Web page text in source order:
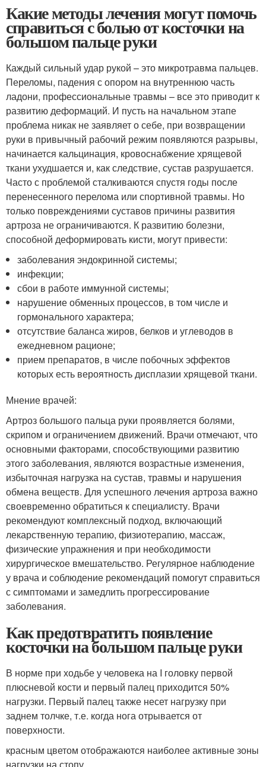
Какие методы лечения могут помочь
справиться с болью от косточки на
большом пальце руки
Каждый сильный удар рукой – это микротравма пальцев.
Переломы, падения с опором на внутреннюю часть
ладони, профессиональные травмы – все это приводит к
развитию деформаций. И пусть на начальном этапе
проблема никак не заявляет о себе, при возвращении
руки в привычный рабочий режим появляются разрывы,
начинается кальцинация, кровоснабжение хрящевой
ткани ухудшается и, как следствие, сустав разрушается.
Часто с проблемой сталкиваются спустя годы после
перенесенного перелома или спортивной травмы. Но
только повреждениями суставов причины развития
артроза не ограничиваются. К развитию болезни,
способной деформировать кисти, могут привести:
заболевания эндокринной системы;
инфекции;
сбои в работе иммунной системы;
нарушение обменных процессов, в том числе и
гормонального характера;
отсутствие баланса жиров, белков и углеводов в
ежедневном рационе;
прием препаратов, в числе побочных эффектов
которых есть вероятность дисплазии хрящевой ткани.
Мнение врачей:
Артроз большого пальца руки проявляется болями,
скрипом и ограничением движений. Врачи отмечают, что
основными факторами, способствующими развитию
этого заболевания, являются возрастные изменения,
избыточная нагрузка на сустав, травмы и нарушения
обмена веществ. Для успешного лечения артроза важно
своевременно обратиться к специалисту. Врачи
рекомендуют комплексный подход, включающий
лекарственную терапию, физиотерапию, массаж,
физические упражнения и при необходимости
хирургическое вмешательство. Регулярное наблюдение
у врача и соблюдение рекомендаций помогут справиться
с симптомами и замедлить прогрессирование
заболевания.
Как предотвратить появление
косточки на большом пальце руки
В норме при ходьбе у человека на I головку первой
плюсневой кости и первый палец приходится 50%
нагрузки. Первый палец также несет нагрузку при
заднем толчке, т.е. когда нога отрывается от
поверхности.
красным цветом отображаются наиболее активные зоны